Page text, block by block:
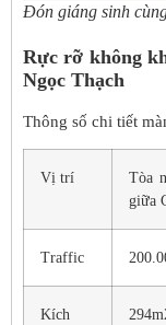
Đón giáng sinh
Rực rỡ không
Ngọc Thạch
Thông số chi tiết
Vị trí
Tòa
giữa
Traffic
Kích